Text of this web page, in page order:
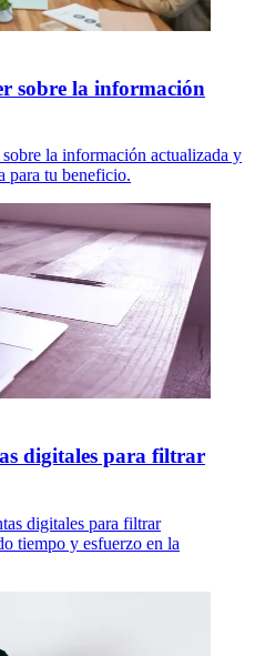
sobre la información
la información actualizada y
para tu beneficio.
digitales para filtrar
digitales para filtrar
tiempo y esfuerzo en la